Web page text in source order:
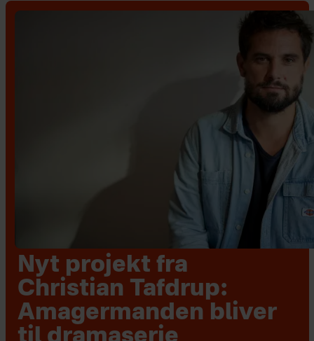
Nyt projekt fra
Christian Tafdrup:
Amagermanden bliver